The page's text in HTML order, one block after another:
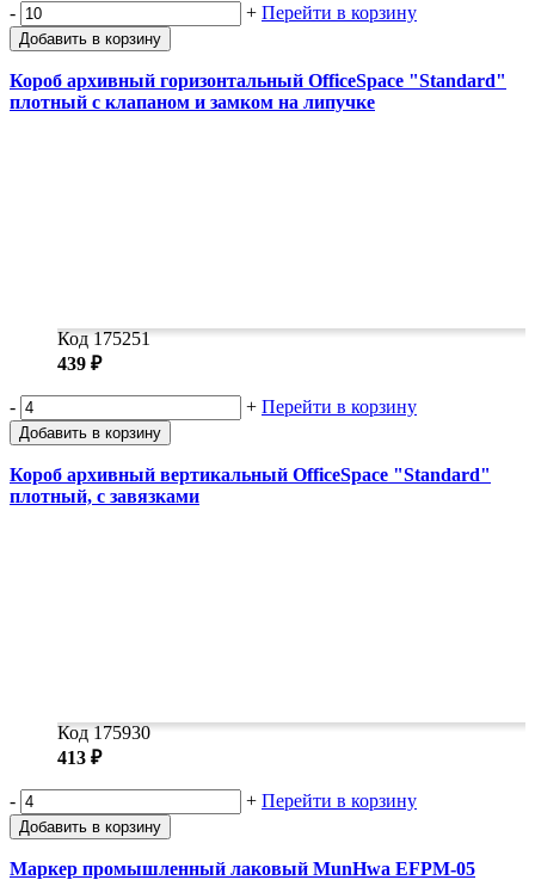
- + Перейти в корзину
Добавить в корзину
Короб архивный горизонтальный OfficeSpace "Standard"
плотный с клапаном и замком на липучке
Код 175251
439 ₽
- + Перейти в корзину
Добавить в корзину
Короб архивный вертикальный OfficeSpace "Standard"
плотный, с завязками
Код 175930
413 ₽
- + Перейти в корзину
Добавить в корзину
Маркер промышленный лаковый MunHwa EFPM-05